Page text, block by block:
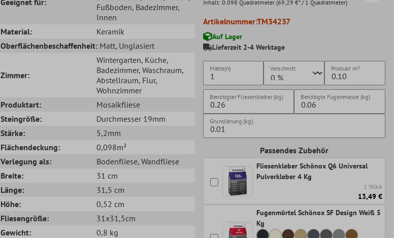
Fußboden, Badezimmer,
Innen
Material:
Keramik
Oberflächenbeschaffenheit: Matt, Unglasiert
Zimmer:
Wintergarten, Küche,
Badezimmer, Waschraum,
Abstellraum, Flur,
Wohnzimmer
Produktart:
Mosaikfliese
Steingröße:
Durchmesser 19mm
Stärke:
5,2mm
Flächendeckung:
0,098m²
Verlegung als:
Bodenfliese, Wandfliese
Breite:
31 cm
Länge:
31,5 cm
Höhe:
0,52 cm
Fliesengröße:
31x31,5cm
Gewicht:
0,8 kg
Inhalt: 0.098 Quadratmeter (69,29 €* / 1 Quadratmeter)
Artikelnummer:TM34237
Auf Lager
Lieferzeit 2-4 Werktage
Matte(n) Verschnitt Produkt m²
Benötigter Fliesenkleber (kg) Benötigte Fugenmasse (kg)
Grundierung (kg)
Passendes Zubehör
Fliesenkleber Schönox Q6 Universal
Pulverkleber 4 Kg
1 Stück
13,49 €
Fugenmörtel Schönox SF Design Weiß 5
Kg